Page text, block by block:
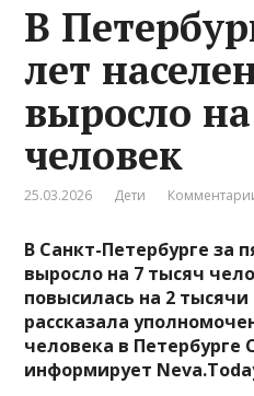
В
лет
выросло
человек
25.03.2026 Дети
В Санкт-Петербурге за
выросло на 7 тысяч
повысилась на 2
рассказала
человека в Петербурге
информирует